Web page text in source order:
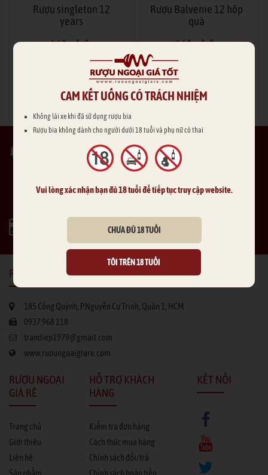
Rượu singleton 12
years
Liên hệ
ĐẶT MUA
Rượu Balvenie 12 hộp
quà
Liên hệ
ĐẶT MUA
SẢN PHẨM CHẤT LƯỢNG
Mẫu mã đa dạng
GIAO HÀNG TẬN NƠI
Thu tiền tận nhà
THANH TOÁN LINH HOẠT
Thanh toán sau (COD)
RƯỢU NGOẠI GIÁ RẺ
185 Cống Quỳnh, P.Nguyễn Cư Trinh, Quận 1, HCM
0937 968 118
trandiep1979@gmail.com
www.ruoungoaigiare.com
RƯỢU NGOẠI
GIÁ RẺ
Trang chủ
Giới thiệu
Liên hệ
HỖ TRỢ KHÁCH
HÀNG
Kiểm tra đơn hàng
Cách thức mua hàng
Chính sách đổi/trả
KẾT NỐI
CAM KẾT UỐNG CÓ TRÁCH NHIỆM
Không lái xe khi đã sử dụng rượu bia
Rượu bia không dành cho người dưới 18 tuổi và phụ nữ có thai
Vui lòng xác nhận bạn đủ 18 tuổi để tiếp tục truy cập website.
CHƯA ĐỦ 18 TUỔI
TÔI TRÊN 18 TUỔI